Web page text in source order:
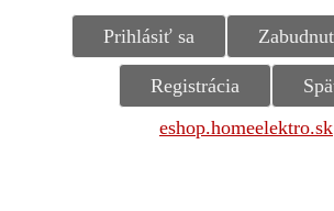
eshop.homeelektro.sk